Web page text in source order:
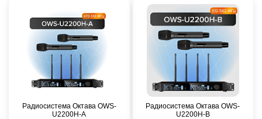
Радиосистема Октава OWS-
U2200H-A
Радиосистема Октава OWS-
U2200H-B